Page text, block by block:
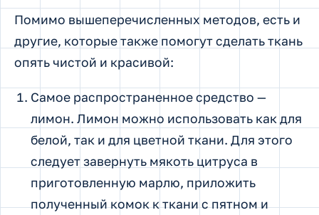
Помимо вышеперечисленных методов, есть и
другие, которые также помогут сделать ткань
опять чистой и красивой:
Самое распространенное средство —
лимон. Лимон можно использовать как для
белой, так и для цветной ткани. Для этого
следует завернуть мякоть цитруса в
приготовленную марлю, приложить
полученный комок к ткани с пятном и